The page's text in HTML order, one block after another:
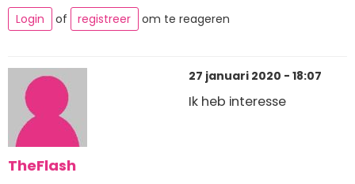
Login of registreer om te reageren
TheFlash
27 januari 2020 - 18:07
Ik heb interesse